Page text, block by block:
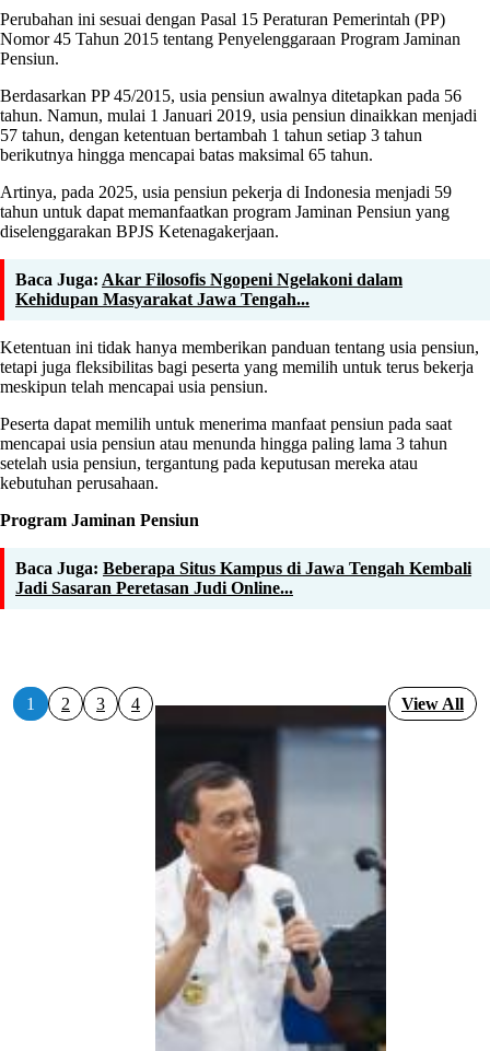
Perubahan ini sesuai dengan Pasal 15 Peraturan Pemerintah (PP)
Nomor 45 Tahun 2015 tentang Penyelenggaraan Program Jaminan
Pensiun.
Berdasarkan PP 45/2015, usia pensiun awalnya ditetapkan pada 56
tahun. Namun, mulai 1 Januari 2019, usia pensiun dinaikkan menjadi
57 tahun, dengan ketentuan bertambah 1 tahun setiap 3 tahun
berikutnya hingga mencapai batas maksimal 65 tahun.
Artinya, pada 2025, usia pensiun pekerja di Indonesia menjadi 59
tahun untuk dapat memanfaatkan program Jaminan Pensiun yang
diselenggarakan BPJS Ketenagakerjaan.
Baca Juga: Akar Filosofis Ngopeni Ngelakoni dalam
Kehidupan Masyarakat Jawa Tengah...
Ketentuan ini tidak hanya memberikan panduan tentang usia pensiun,
tetapi juga fleksibilitas bagi peserta yang memilih untuk terus bekerja
meskipun telah mencapai usia pensiun.
Peserta dapat memilih untuk menerima manfaat pensiun pada saat
mencapai usia pensiun atau menunda hingga paling lama 3 tahun
setelah usia pensiun, tergantung pada keputusan mereka atau
kebutuhan perusahaan.
Program Jaminan Pensiun
Baca Juga: Beberapa Situs Kampus di Jawa Tengah Kembali
Jadi Sasaran Peretasan Judi Online...
1 2 3 4 View All